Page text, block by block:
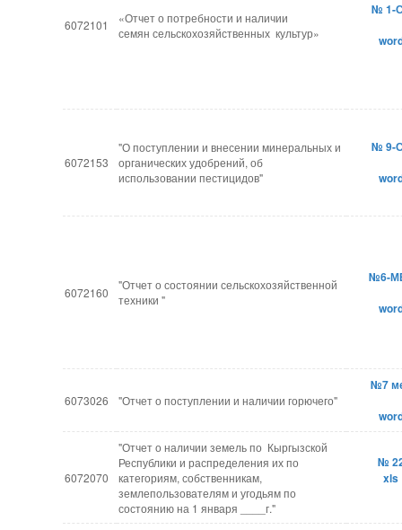
6072101
«Отчет о потребности и наличии
семян сельскохозяйственных культур»
№ 1-
6072153
"О поступлении и внесении минеральных и
органических удобрений, об
использовании пестицидов"
№ 9-
6072160
"Отчет о состоянии сельскохозяйственной
техники "
№6-
6073026 "Отчет о поступлении и наличии горючего"
№7
6072070
"Отчет о наличии земель по Кыргызской
Республики и распределения их по
категориям, собственникам,
землепользователям и угодьям по
состоянию на 1 января ____г."
№
xls